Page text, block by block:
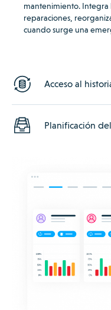
mantenimiento. Integra
reparaciones,
cuando surge una
Acceso al
Planificación